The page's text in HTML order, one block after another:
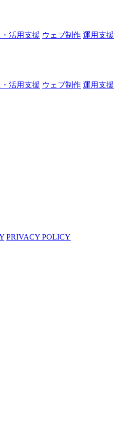
活用支援 ウェブ制作 運用支援
活用支援 ウェブ制作 運用支援
PRIVACY POLICY